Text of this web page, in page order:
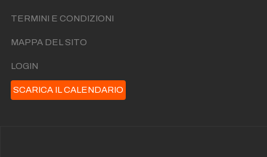
TERMINI E CONDIZIONI
MAPPA DEL SITO
LOGIN
SCARICA IL CALENDARIO